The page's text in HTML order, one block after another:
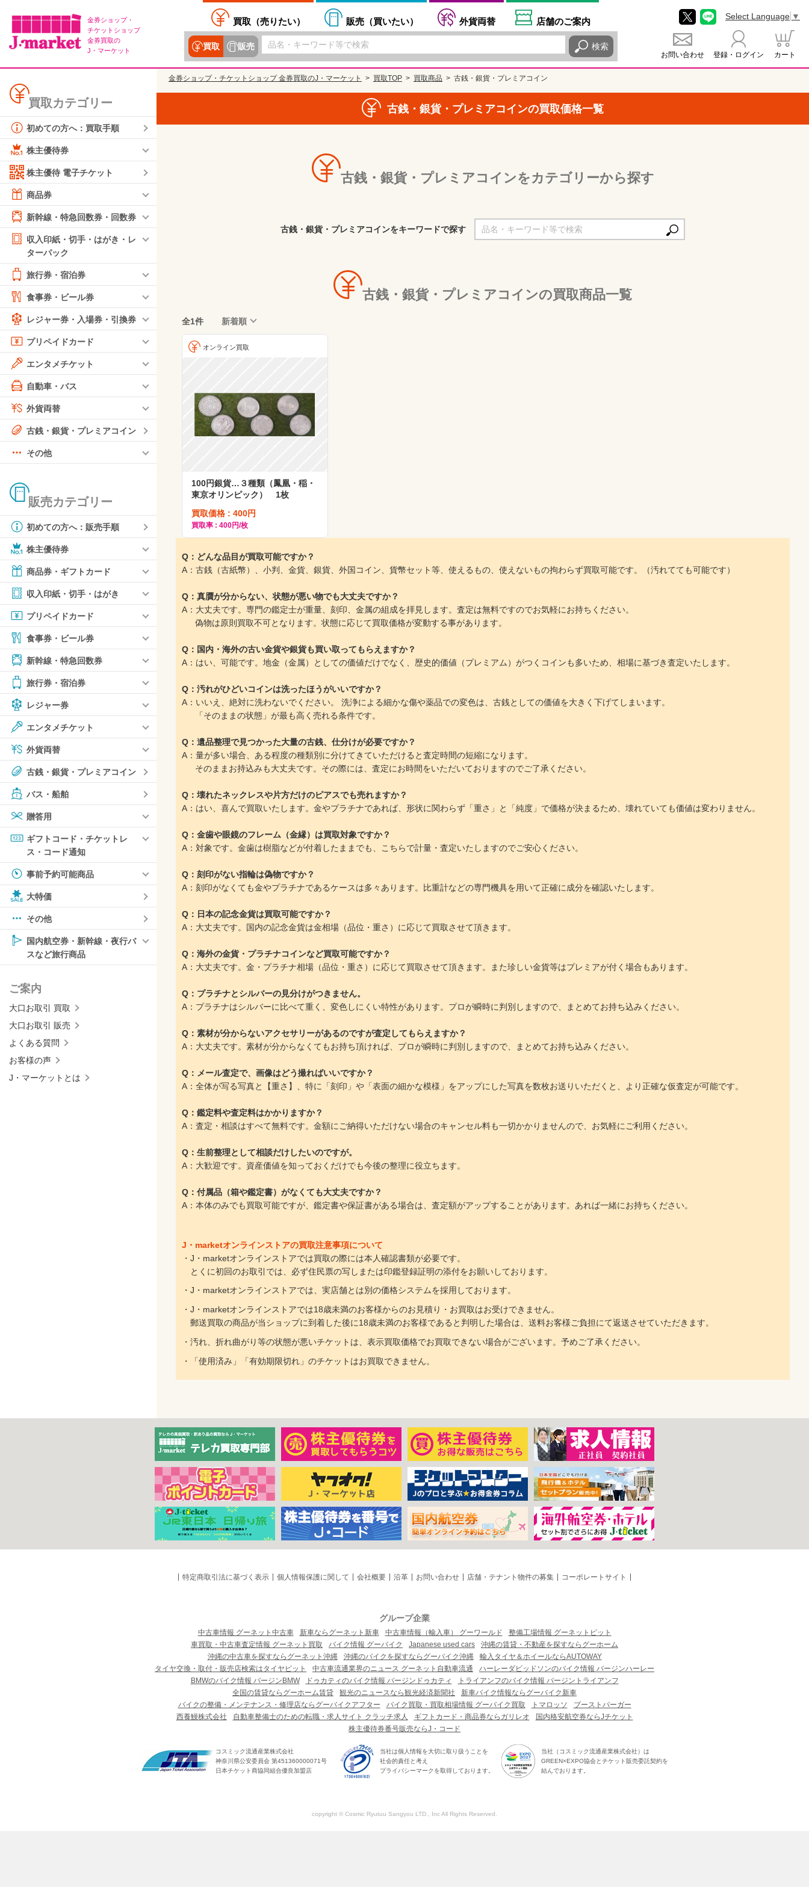
金券ショップ・
チケットショップ
金券買取の
J・マーケット
買取（売りたい） 販売（買いたい） 外貨両替 店舗のご案内
買取 販売 検索
お問い合わせ 登録・ログイン カート
Select Language ▼
買取カテゴリー
初めての方へ：買取手順
株主優待券
株主優待 電子チケット
商品券
新幹線・特急回数券・回数券
収入印紙・切手・はがき・レ
ターパック
旅行券・宿泊券
食事券・ビール券
レジャー券・入場券・引換券
プリペイドカード
エンタメチケット
自動車・バス
外貨両替
古銭・銀貨・プレミアコイン
その他
販売カテゴリー
初めての方へ：販売手順
株主優待券
商品券・ギフトカード
収入印紙・切手・はがき
プリペイドカード
食事券・ビール券
新幹線・特急回数券
旅行券・宿泊券
レジャー券
エンタメチケット
外貨両替
古銭・銀貨・プレミアコイン
バス・船舶
贈答用
ギフトコード・チケットレ
ス・コード通知
事前予約可能商品
大特価
その他
国内航空券・新幹線・夜行バ
スなど旅行商品
ご案内
大口お取引 買取
大口お取引 販売
よくある質問
お客様の声
J・マーケットとは
金券ショップ・チケットショップ 金券買取のJ・マーケット 買取TOP 買取商品 古銭・銀貨・プレミアコイン
古銭・銀貨・プレミアコインの買取価格一覧
古銭・銀貨・プレミアコインをカテゴリーから探す
古銭・銀貨・プレミアコインをキーワードで探す
古銭・銀貨・プレミアコインの買取商品一覧
全1件 新着順
オンライン買取
100円銀貨…３種類（鳳凰・稲・
東京オリンピック） 1枚
買取価格 : 400円
買取率 : 400円/枚
Q：どんな品目が買取可能ですか？
A：古銭（古紙幣）、小判、金貨、銀貨、外国コイン、貨幣セット等、使えるもの、使えないもの拘わらず買取可能です。（汚れてても可能です）
Q：真贋が分からない、状態が悪い物でも大丈夫ですか？
A：大丈夫です。専門の鑑定士が重量、刻印、金属の組成を拝見します。査定は無料ですのでお気軽にお持ちください。
偽物は原則買取不可となります。状態に応じて買取価格が変動する事があります。
Q：国内・海外の古い金貨や銀貨も買い取ってもらえますか？
A：はい、可能です。地金（金属）としての価値だけでなく、歴史的価値（プレミアム）がつくコインも多いため、相場に基づき査定いたします。
Q：汚れがひどいコインは洗ったほうがいいですか？
A：いいえ、絶対に洗わないでください。 洗浄による細かな傷や薬品での変色は、古銭としての価値を大きく下げてしまいます。
「そのままの状態」が最も高く売れる条件です。
Q：遺品整理で見つかった大量の古銭、仕分けが必要ですか？
A：量が多い場合、ある程度の種類別に分けてきていただけると査定時間の短縮になります。
そのままお持込みも大丈夫です。その際には、査定にお時間をいただいておりますのでご了承ください。
Q：壊れたネックレスや片方だけのピアスでも売れますか？
A：はい、喜んで買取いたします。金やプラチナであれば、形状に関わらず「重さ」と「純度」で価格が決まるため、壊れていても価値は変わりません。
Q：金歯や眼鏡のフレーム（金縁）は買取対象ですか？
A：対象です。金歯は樹脂などが付着したままでも、こちらで計量・査定いたしますのでご安心ください。
Q：刻印がない指輪は偽物ですか？
A：刻印がなくても金やプラチナであるケースは多々あります。比重計などの専門機具を用いて正確に成分を確認いたします。
Q：日本の記念金貨は買取可能ですか？
A：大丈夫です。国内の記念金貨は金相場（品位・重さ）に応じて買取させて頂きます。
Q：海外の金貨・プラチナコインなど買取可能ですか？
A：大丈夫です。金・プラチナ相場（品位・重さ）に応じて買取させて頂きます。また珍しい金貨等はプレミアが付く場合もあります。
Q：プラチナとシルバーの見分けがつきません。
A：プラチナはシルバーに比べて重く、変色しにくい特性があります。プロが瞬時に判別しますので、まとめてお持ち込みください。
Q：素材が分からないアクセサリーがあるのですが査定してもらえますか？
A：大丈夫です。素材が分からなくてもお持ち頂ければ、プロが瞬時に判別しますので、まとめてお持ち込みください。
Q：メール査定で、画像はどう撮ればいいですか？
A：全体が写る写真と【重さ】、特に「刻印」や「表面の細かな模様」をアップにした写真を数枚お送りいただくと、より正確な仮査定が可能です。
Q：鑑定料や査定料はかかりますか？
A：査定・相談はすべて無料です。金額にご納得いただけない場合のキャンセル料も一切かかりませんので、お気軽にご利用ください。
Q：生前整理として相談だけしたいのですが。
A：大歓迎です。資産価値を知っておくだけでも今後の整理に役立ちます。
Q：付属品（箱や鑑定書）がなくても大丈夫ですか？
A：本体のみでも買取可能ですが、鑑定書や保証書がある場合は、査定額がアップすることがあります。あれば一緒にお持ちください。
J・marketオンラインストアの買取注意事項について
・J・marketオンラインストアでは買取の際には本人確認書類が必要です。
とくに初回のお取引では、必ず住民票の写しまたは印鑑登録証明の添付をお願いしております。
・J・marketオンラインストアでは、実店舗とは別の価格システムを採用しております。
・J・marketオンラインストアでは18歳未満のお客様からのお見積り・お買取はお受けできません。
郵送買取の商品が当ショップに到着した後に18歳未満のお客様であると判明した場合は、送料お客様ご負担にて返送させていただきます。
・汚れ、折れ曲がり等の状態が悪いチケットは、表示買取価格でお買取できない場合がございます。予めご了承ください。
・「使用済み」「有効期限切れ」のチケットはお買取できません。
特定商取引法に基づく表示 個人情報保護に関して 会社概要 沿革 お問い合わせ 店舗・テナント物件の募集 コーポレートサイト
グループ企業
中古車情報 グーネット中古車 新車ならグーネット新車 中古車情報（輸入車） グーワールド
整備工場情報 グーネットピット
車買取・中古車査定情報 グーネット買取
バイク情報 グーバイク Japanese used cars
沖縄の賃貸・不動産を探すならグーホーム
沖縄の中古車を探すならグーネット沖縄
沖縄のバイクを探すならグーバイク沖縄
輸入タイヤ＆ホイールならAUTOWAY
タイヤ交換・取付・販売店検索はタイヤピット
中古車流通業界のニュース グーネット自動車流通
ハーレーダビッドソンのバイク情報 バージンハーレー
BMWのバイク情報 バージンBMW
ドゥカティのバイク情報 バージンドゥカティ
トライアンフのバイク情報 バージントライアンフ
全国の賃貸ならグーホーム賃貸
観光のニュースなら観光経済新聞社
新車バイク情報ならグーバイク新車
バイクの整備・メンテナンス・修理店ならグーバイクアフター
バイク買取・買取相場情報 グーバイク買取 トマロッソ
ブーストバーガー
西養鰻株式会社
自動車整備士のための転職・求人サイト クラッチ求人 ギフトカード・商品券ならガリレオ
国内格安航空券ならJチケット
株主優待券番号販売ならJ・コード
コスミック流通産業株式会社
神奈川県公安委員会 第451360000071号
日本チケット商協同組合優良加盟店
当社は個人情報を大切に取り扱うことを
社会的責任と考え
プライバシーマークを取得しております。
当社（コスミック流通産業株式会社）は
GREEN×EXPO協会とチケット販売委託契約を
結んでおります。
copyright © Cosmic Ryutuu Sangyou LTD., Inc All Rights Reserved.